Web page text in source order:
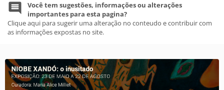
Você tem sugestões, informações ou alterações
importantes para esta pagina?
Clique aqui para sugerir uma alteração no conteudo e contribuir com
as informações expostas no site.